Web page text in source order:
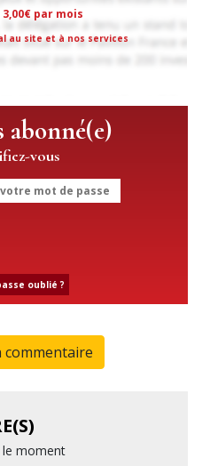
par mois
au site et à nos services
abonné(e)
vous
oublié ?
moment